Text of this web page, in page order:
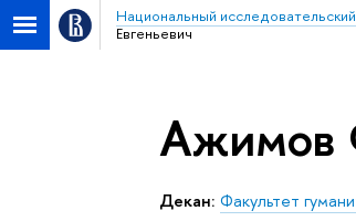
Национальный
Евгеньевич
Ажимов
Декан: Факультет